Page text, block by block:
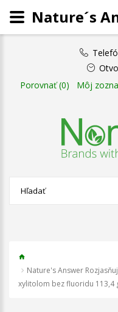
Porovnať (0)
Môj
Nature's Answer
xylitolom bez fluoridu 113,4